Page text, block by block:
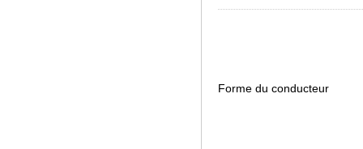
Forme du conducteur